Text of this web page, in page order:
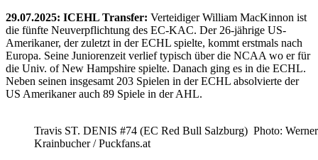
29.07.2025: ICEHL Transfer: Verteidiger William MacKinnon ist
die fünfte Neuverpflichtung des EC-KAC. Der 26-jährige US-
Amerikaner, der zuletzt in der ECHL spielte, kommt erstmals nach
Europa. Seine Juniorenzeit verlief typisch über die NCAA wo er für
die Univ. of New Hampshire spielte. Danach ging es in die ECHL.
Neben seinen insgesamt 203 Spielen in der ECHL absolvierte der
US Amerikaner auch 89 Spiele in der AHL.
Travis ST. DENIS #74 (EC Red Bull Salzburg) Photo: Werner
Krainbucher / Puckfans.at